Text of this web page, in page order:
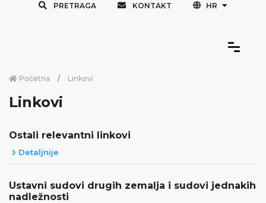
PRETRAGA KONTAKT HR
Početna Linkovi
Linkovi
Ostali relevantni linkovi
Detaljnije
Ustavni sudovi drugih zemalja i sudovi jednakih
nadležnosti